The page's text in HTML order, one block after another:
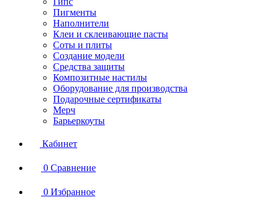
Пигменты
Наполнители
Клеи и склеивающие пасты
Соты и плиты
Создание модели
Средства защиты
Композитные настилы
Оборудование для производства
Подарочные сертификаты
Мерч
Барьеркоуты
Кабинет
0 Сравнение
0 Избранное